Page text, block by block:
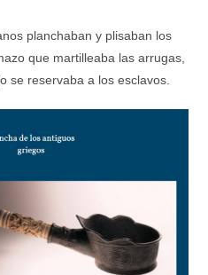
planchaban y plisaban los
que martilleaba las arrugas,
se reservaba a los esclavos.